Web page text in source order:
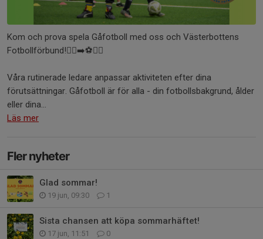
Kom och prova spela Gåfotboll med oss och Västerbottens
Fotbollförbund!🚶‍♂️‍➡️⚽🚶‍♀️
Våra rutinerade ledare anpassar aktiviteten efter dina
förutsättningar. Gåfotboll är för alla - din fotbollsbakgrund, ålder
eller dina...
Läs mer
Fler nyheter
Glad sommar!
19 jun, 09:30 1
Sista chansen att köpa sommarhäftet!
17 jun, 11:51 0